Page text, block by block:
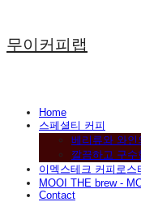
무이커피랩
Home
스페셜티 커피
베리류와 와인
깔끔하고 구
이멕스테크 커피로스
MOOI THE brew -
Contact